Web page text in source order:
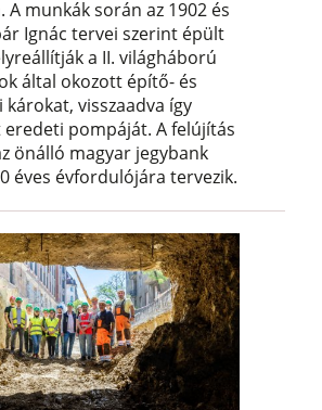
munkák során az 1902 és
Ignác tervei szerint épült
a II. világháború
által okozott építő- és
károkat, visszaadva így
pompáját. A felújítás
önálló magyar jegybank
éves évfordulójára tervezik.